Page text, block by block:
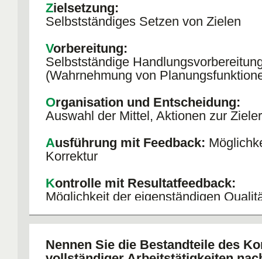
Zielsetzung:
Selbstständiges Setzen von Zielen
Vorbereitung:
Selbstständige
(Wahrnehmung von
Organisation und Entscheidung:
Auswahl der Mittel, Aktionen zur
Ausführung mit Feedback:
Korrektur
Kontrolle mit Resultatfeedback:
Möglichkeit der eigenständigen
Nennen Sie die Bestandteile des